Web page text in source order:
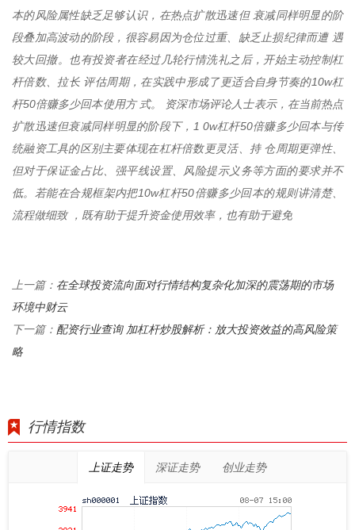
本的风险属性缺乏足够认识，在热点扩散迅速但 衰减同样明显的阶
段叠加高波动的阶段，很容易因为仓位过重、缺乏止损纪律而遭 遇
较大回撤。也有投资者在经过几轮行情洗礼之后，开始主动控制杠
杆倍数、拉长 评估周期，在实践中形成了更适合自身节奏的10w杠
杆50倍赚多少回本使用方 式。 资深市场评论人士表示，在当前热点
扩散迅速但衰减同样明显的阶段下，1 0w杠杆50倍赚多少回本与传
统融资工具的区别主要体现在杠杆倍数更灵活、持 仓周期更弹性、
但对于保证金占比、强平线设置、风险提示义务等方面的要求并不
低。若能在合规框架内把10w杠杆50倍赚多少回本的规则讲清楚、
流程做细致 ，既有助于提升资金使用效率，也有助于避免
上一篇： 在全球投资流向面对行情结构复杂化加深的震荡期的市场
环境中财云
下一篇： 配资行业查询 加杠杆炒股解析：放大投资效益的高风险策
略
行情指数
上证走势 深证走势 创业走势